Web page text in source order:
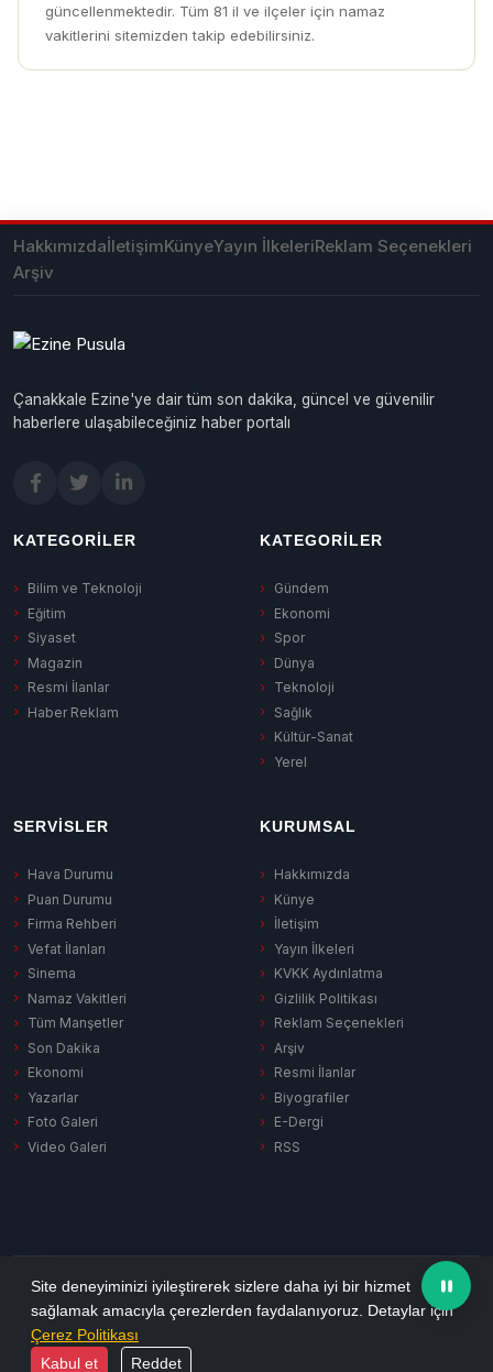
güncellenmektedir. Tüm 81 il ve ilçeler için namaz
vakitlerini sitemizden takip edebilirsiniz.
HakkımızdaİletişimKünyeYayın İlkeleriReklam Seçenekleri
Arşiv
Çanakkale Ezine'ye dair tüm son dakika, güncel ve güvenilir
haberlere ulaşabileceğiniz haber portalı
KATEGORILER
Bilim ve Teknoloji
Eğitim
Siyaset
Magazin
Resmi İlanlar
Haber Reklam
KATEGORILER
Gündem
Ekonomi
Spor
Dünya
Teknoloji
Sağlık
Kültür-Sanat
Yerel
SERVISLER
Hava Durumu
Puan Durumu
Firma Rehberi
Vefat İlanları
Sinema
Namaz Vakitleri
Tüm Manşetler
Son Dakika
Ekonomi
Yazarlar
Foto Galeri
Video Galeri
KURUMSAL
Hakkımızda
Künye
İletişim
Yayın İlkeleri
KVKK Aydınlatma
Gizlilik Politikası
Reklam Seçenekleri
Arşiv
Resmi İlanlar
Biyografiler
E-Dergi
RSS
Gizlilik Politikası KVKK AydınlatmaÇerez PolitikasıRSS
© 2026 Ezine Pusula. Tüm hakları saklıdır.
Yazılım:
Site deneyiminizi iyileştirerek sizlere daha iyi bir hizmet
sağlamak amacıyla çerezlerden faydalanıyoruz. Detaylar için
Çerez Politikası
Kabul et
Reddet